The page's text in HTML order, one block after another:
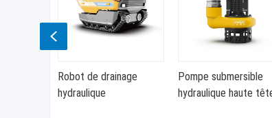
Robot de drainage
hydraulique
Pompe submersible
hydraulique haute
Previous